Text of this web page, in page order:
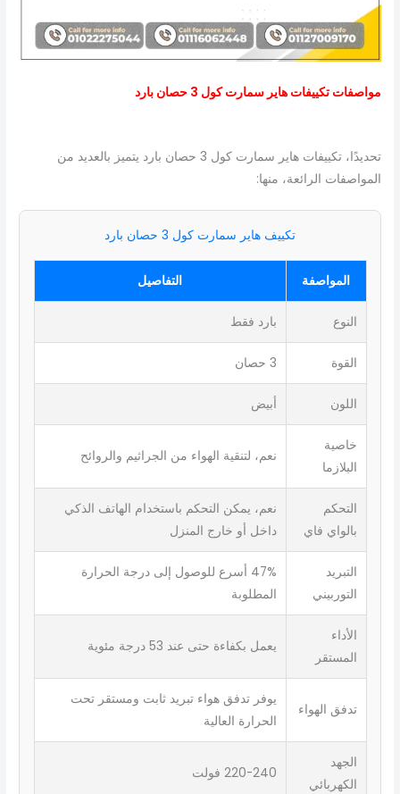
مواصفات تكييفات هاير سمارت كول 3 حصان بارد
تحديدًا، تكييفات هاير سمارت كول 3 حصان بارد يتميز بالعديد من
المواصفات الرائعة، منها:
تكييف هاير سمارت كول 3 حصان بارد
المواصفة التفاصيل
النوع بارد فقط
القوة 3 حصان
اللون أبيض
خاصية
البلازما
نعم، لتنقية الهواء من الجراثيم والروائح
التحكم
بالواي فاي
نعم، يمكن التحكم باستخدام الهاتف الذكي
داخل أو خارج المنزل
التبريد
التوربيني
47% أسرع للوصول إلى درجة الحرارة
المطلوبة
الأداء
المستقر
يعمل بكفاءة حتى عند 53 درجة مئوية
تدفق الهواء
يوفر تدفق هواء تبريد ثابت ومستقر تحت
الحرارة العالية
الجهد
الكهربائي
220-240 فولت